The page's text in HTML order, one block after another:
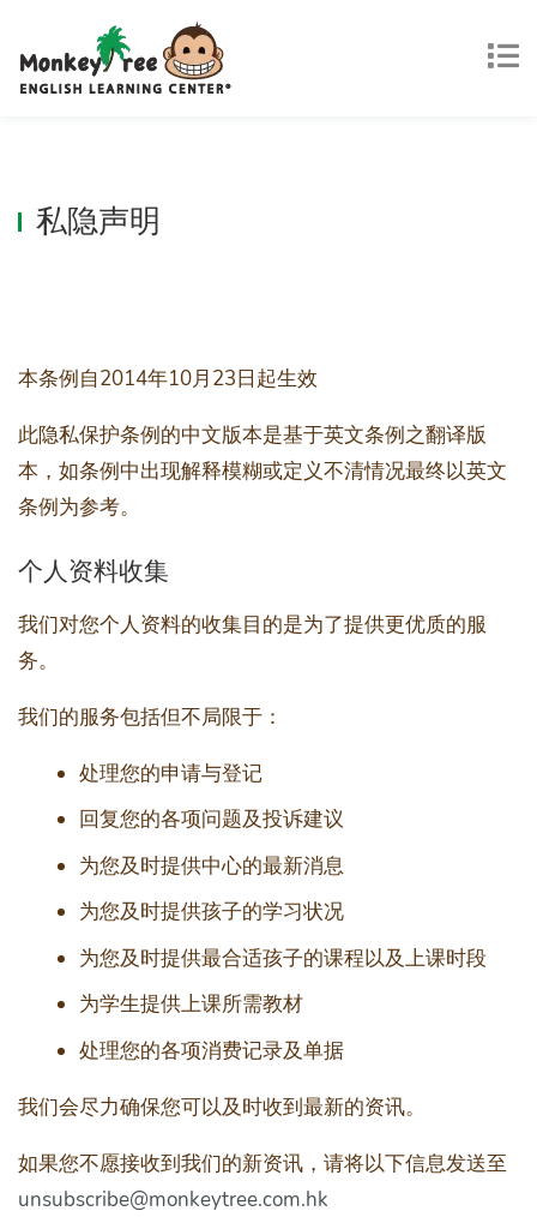
私隐声明
本条例自2014年10月23日起生效
此隐私保护条例的中文版本是基于英文条例之翻译版
本，如条例中出现解释模糊或定义不清情况最终以英文
条例为参考。
个人资料收集
我们对您个人资料的收集目的是为了提供更优质的服
务。
我们的服务包括但不局限于：
处理您的申请与登记
回复您的各项问题及投诉建议
为您及时提供中心的最新消息
为您及时提供孩子的学习状况
为您及时提供最合适孩子的课程以及上课时段
为学生提供上课所需教材
处理您的各项消费记录及单据
我们会尽力确保您可以及时收到最新的资讯。
如果您不愿接收到我们的新资讯，请将以下信息发送至
unsubscribe@monkeytree.com.hk